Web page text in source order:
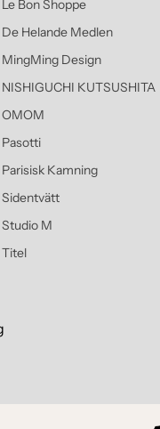
Le Bon Shoppe
De Helande Medlen
MingMing Design
NISHIGUCHI KUTSUSHITA
OMOM
Pasotti
Parisisk Kamning
Sidentvätt
Studio M
Titel